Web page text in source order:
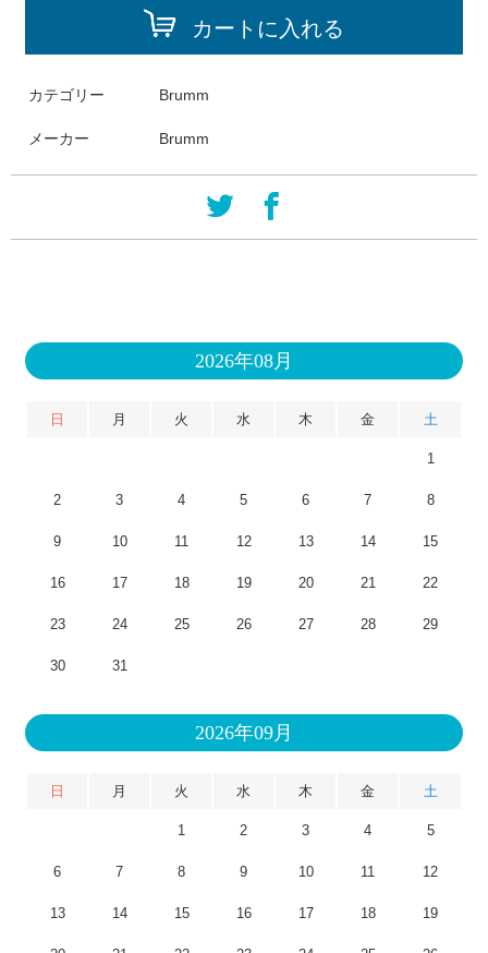
カートに入れる
カテゴリー Brumm
メーカー Brumm
2026年08月
日 月 火 水 木 金 土
1
2 3 4 5 6 7 8
9 10 11 12 13 14 15
16 17 18 19 20 21 22
23 24 25 26 27 28 29
30 31
2026年09月
日 月 火 水 木 金 土
1 2 3 4 5
6 7 8 9 10 11 12
13 14 15 16 17 18 19